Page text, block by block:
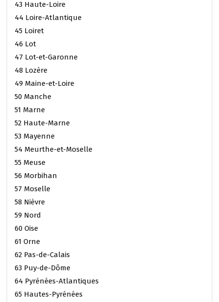
43 Haute-Loire
44 Loire-Atlantique
45 Loiret
46 Lot
47 Lot-et-Garonne
48 Lozère
49 Maine-et-Loire
50 Manche
51 Marne
52 Haute-Marne
53 Mayenne
54 Meurthe-et-Moselle
55 Meuse
56 Morbihan
57 Moselle
58 Nièvre
59 Nord
60 Oise
61 Orne
62 Pas-de-Calais
63 Puy-de-Dôme
64 Pyrénées-Atlantiques
65 Hautes-Pyrénées